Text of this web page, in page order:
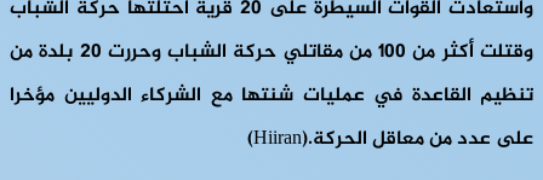
واستعادت القوات السيطرة على 20 قرية احتلتها حركة الشباب
وقتلت أكثر من 100 من مقاتلي حركة الشباب وحررت 20 بلدة من
تنظيم القاعدة في عمليات شنتها مع الشركاء الدوليين مؤخرا
على عدد من معاقل الحركة.(Hiiran)